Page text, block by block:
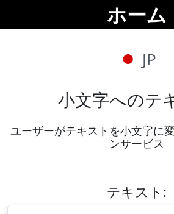
ホーム
JP
小文字へのテ
ユーザーがテキストを小文字に
ンサービス
テキスト: